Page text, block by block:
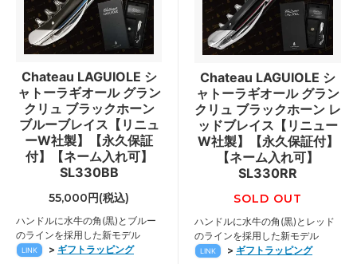
Chateau LAGUIOLE シ
ャトーラギオール グラン
クリュ ブラックホーン
ブルーブレイス【リニュ
ーW社製】【永久保証
付】【ネーム入れ可】
SL330BB
55,000円(税込)
ハンドルに水牛の角(黒)とブルー
のラインを採用した新モデル
LINK > ギフトラッピング
Chateau LAGUIOLE シ
ャトーラギオール グラン
クリュ ブラックホーン レ
ッドブレイス【リニュー
W社製】【永久保証付】
【ネーム入れ可】
SL330RR
SOLD OUT
ハンドルに水牛の角(黒)とレッド
のラインを採用した新モデル
LINK > ギフトラッピング